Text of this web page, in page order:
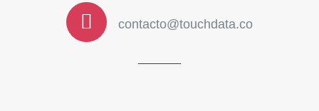
contacto@touchdata.co